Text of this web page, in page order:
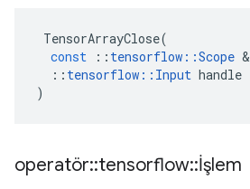
TensorArrayClose(
const
:: tensorflow ::Scope &
:: tensorflow :: Input handle
)
operatör::tensorflow::İşlem